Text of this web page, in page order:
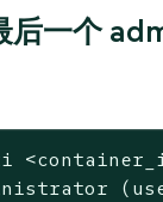
一个